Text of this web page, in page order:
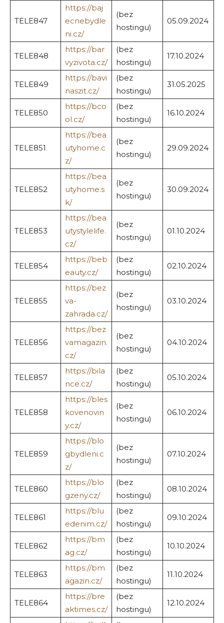
TELE847
https://baj
ecnebydle
ni.cz/
(bez
hostingu)
05.09.2024
TELE848
https://bar
vyzivota.cz/
(bez
hostingu)
17.10.2024
TELE849
https://bavi
naszit.cz/
(bez
hostingu)
31.05.2025
TELE850
https://bco
ol.cz/
(bez
hostingu)
16.10.2024
TELE851
https://bea
utyhome.c
z/
(bez
hostingu)
29.09.2024
TELE852
https://bea
utyhome.s
k/
(bez
hostingu)
30.09.2024
TELE853
https://bea
utystylelife.
cz/
(bez
hostingu)
01.10.2024
TELE854
https://beb
eauty.cz/
(bez
hostingu)
02.10.2024
TELE855
https://bez
va-
zahrada.cz/
(bez
hostingu)
03.10.2024
TELE856
https://bez
vamagazin.
cz/
(bez
hostingu)
04.10.2024
TELE857
https://bila
nce.cz/
(bez
hostingu)
05.10.2024
TELE858
https://bles
kovenovin
y.cz/
(bez
hostingu)
06.10.2024
TELE859
https://blo
gbydleni.c
z/
(bez
hostingu)
07.10.2024
TELE860
https://blo
gzeny.cz/
(bez
hostingu)
08.10.2024
TELE861
https://blu
edenim.cz/
(bez
hostingu)
09.10.2024
TELE862
https://bm
ag.cz/
(bez
hostingu)
10.10.2024
TELE863
https://bm
agazin.cz/
(bez
hostingu)
11.10.2024
TELE864
https://bre
aktimes.cz/
(bez
hostingu)
12.10.2024